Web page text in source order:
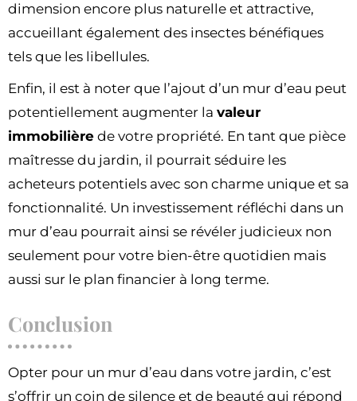
dimension encore plus naturelle et attractive,
accueillant également des insectes bénéfiques
tels que les libellules.
Enfin, il est à noter que l’ajout d’un mur d’eau peut
potentiellement augmenter la valeur
immobilière de votre propriété. En tant que pièce
maîtresse du jardin, il pourrait séduire les
acheteurs potentiels avec son charme unique et sa
fonctionnalité. Un investissement réfléchi dans un
mur d’eau pourrait ainsi se révéler judicieux non
seulement pour votre bien-être quotidien mais
aussi sur le plan financier à long terme.
Conclusion
Opter pour un mur d’eau dans votre jardin, c’est
s’offrir un coin de silence et de beauté qui répond